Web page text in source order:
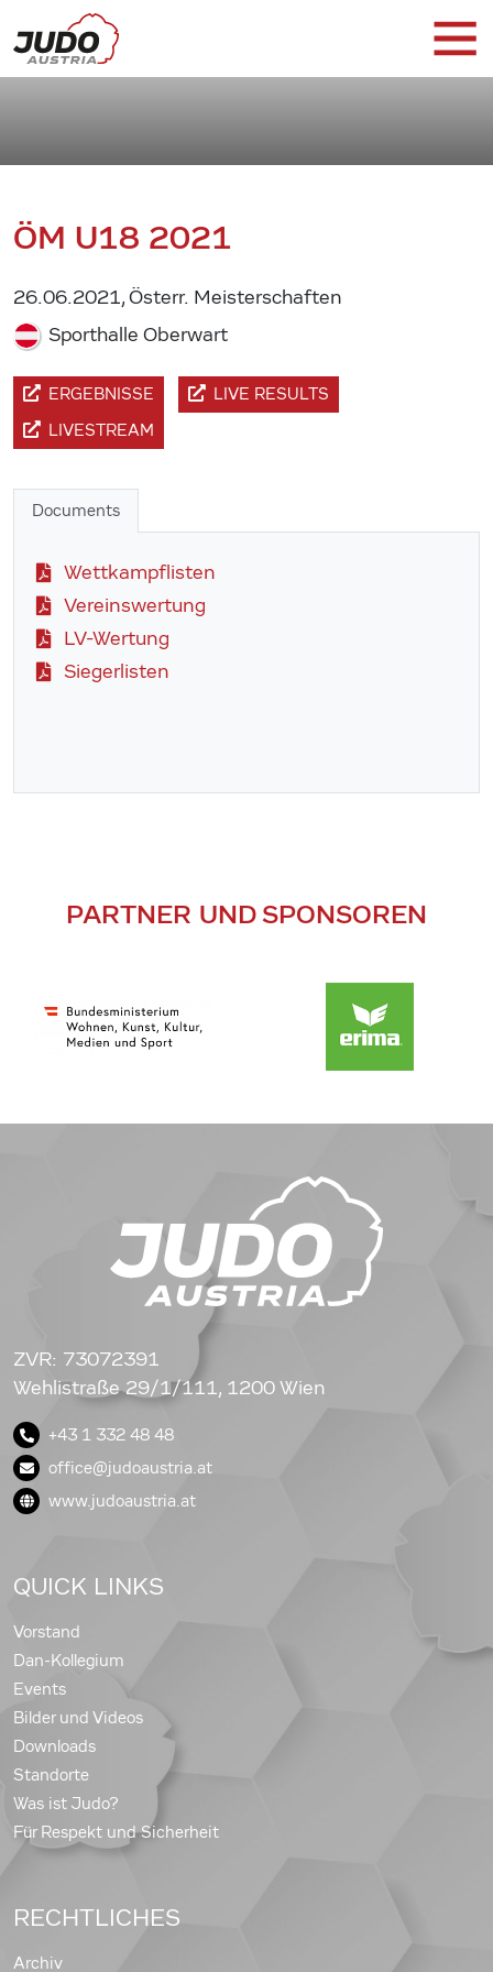
ÖM U18 2021
26.06.2021, Österr. Meisterschaften
Sporthalle Oberwart
ERGEBNISSE
LIVE RESULTS
LIVESTREAM
Documents
Wettkampflisten
Vereinswertung
LV-Wertung
Siegerlisten
PARTNER UND SPONSOREN
ZVR: 73072391
Wehlistraße 29/1/111, 1200 Wien
+43 1 332 48 48
office@judoaustria.at
www.judoaustria.at
QUICK LINKS
Vorstand
Dan-Kollegium
Events
Bilder und Videos
Downloads
Standorte
Was ist Judo?
Für Respekt und Sicherheit
RECHTLICHES
Archiv